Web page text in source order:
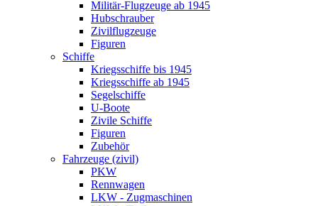
Militär-Flugzeuge ab 1945
Hubschrauber
Zivilflugzeuge
Figuren
Schiffe
Kriegsschiffe bis 1945
Kriegsschiffe ab 1945
Segelschiffe
U-Boote
Zivile Schiffe
Figuren
Zubehör
Fahrzeuge (zivil)
PKW
Rennwagen
LKW - Zugmaschinen